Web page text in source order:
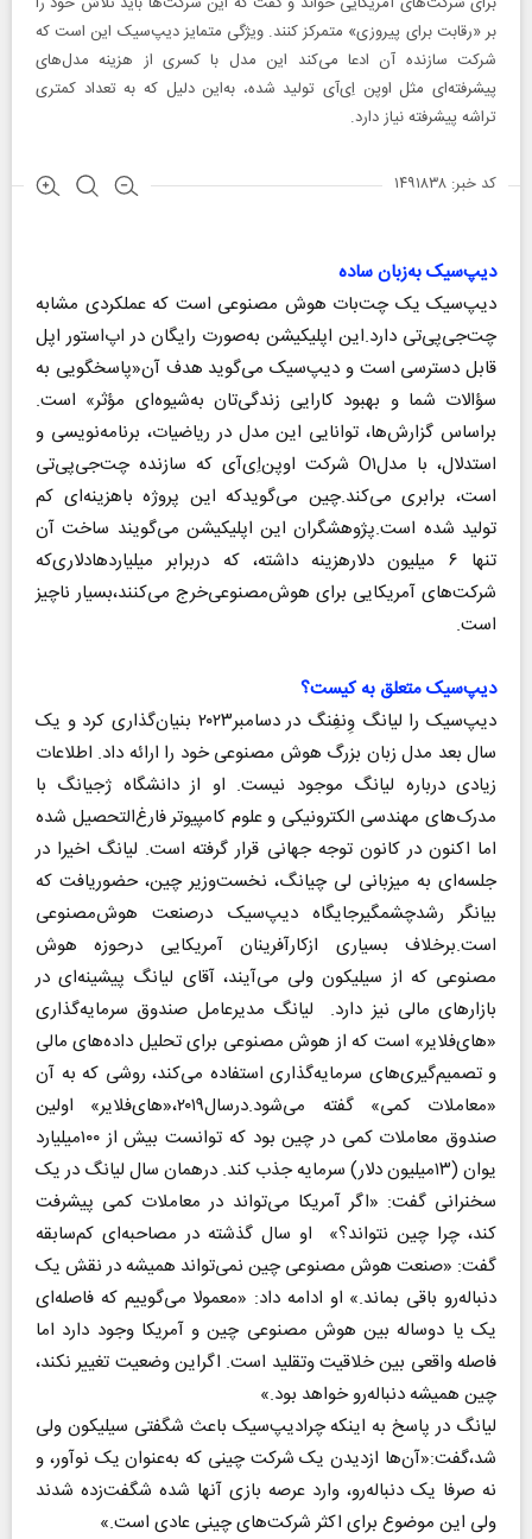
بر «رقابت برای پیروزی» متمرکز کنند. ویژگی متمایز دیپ‌سیک این است که
شرکت سازنده آن ادعا می‌کند این مدل با کسری از هزینه مدل‌های
پیشرفته‌ای مثل اوپن ‌اِی‌آی تولید شده، به‌این دلیل که به تعداد کمتری
تراشه پیشرفته نیاز دارد.
کد خبر: ۱۴۹۱۸۳۸
دیپ‌سیک به‌زبان ساده
دیپ‌سیک یک چت‌بات هوش مصنوعی است که عملکردی مشابه
چت‌جی‌پی‌تی دارد.این اپلیکیشن به‌صورت رایگان در اپ‌استور اپل
قابل دسترسی است و دیپ‌سیک می‌گوید هدف آن«پاسخگویی به
سؤالات شما و بهبود کارایی زندگی‌تان به‌‌شیوه‌ای مؤثر» است.
براساس گزارش‌ها، توانایی این مدل در ریاضیات، برنامه‌نویسی و
استدلال، با مدلO۱ شرکت اوپن‌‌اِی‌آی که سازنده چت‌جی‌پی‌تی
است، برابری می‌کند.چین می‌گویدکه این پروژه باهزینه‌ای کم
تولید شده است.پژوهشگران این اپلیکیشن می‌گویند ساخت آن
تنها ۶ میلیون دلارهزینه داشته، که دربرابر میلیاردهادلاری‌که
شرکت‌های آمریکایی برای هوش‌مصنوعی‌خرج می‌کنند،بسیار ناچیز
است.
دیپ‌سیک متعلق به کیست؟
دیپ‌سیک را لیانگ وِنفِنگ در دسامبر۲۰۲۳ بنیان‌گذاری کرد و یک
سال بعد مدل زبان بزرگ هوش مصنوعی خود را ارائه داد. اطلاعات
زیادی درباره لیانگ موجود نیست. او از دانشگاه ژجیانگ با
مدرک‌های مهندسی الکترونیکی و علوم کامپیوتر فارغ‌التحصیل شده
اما اکنون در کانون توجه جهانی قرار گرفته است. لیانگ اخیرا در
جلسه‌ای به میزبانی لی چیانگ، نخست‌وزیر چین، حضوریافت که
بیانگر رشدچشمگیرجایگاه دیپ‌سیک درصنعت هوش‌مصنوعی
است.برخلاف بسیاری ازکارآفرینان آمریکایی درحوزه هوش
مصنوعی که از سیلیکون ولی می‌آیند، آقای لیانگ پیشینه‌ای در
بازارهای مالی نیز دارد. لیانگ مدیرعامل صندوق سرمایه‌گذاری
«های‌فلایر» است که از هوش مصنوعی برای تحلیل داده‌های مالی
و تصمیم‌گیری‌های سرمایه‌گذاری استفاده می‌کند، روشی که به آن
«معاملات کمی» گفته می‌شود.درسال۲۰۱۹،«های‌فلایر» اولین
صندوق معاملات کمی در چین بود که توانست بیش از ۱۰۰میلیارد
یوان (۱۳میلیون دلار) سرمایه جذب کند. درهمان سال لیانگ در یک
سخنرانی گفت: «اگر آمریکا می‌تواند در معاملات کمی پیشرفت
کند، چرا چین نتواند؟» او سال گذشته در مصاحبه‌ای کم‌سابقه
گفت: «صنعت هوش مصنوعی چین نمی‌تواند همیشه در نقش یک
دنباله‌رو باقی بماند.» او ادامه داد: «معمولا می‌گوییم که فاصله‌ای
یک یا دوساله بین هوش مصنوعی چین و آمریکا وجود دارد اما
فاصله واقعی بین خلاقیت وتقلید است. اگراین وضعیت تغییر نکند،
چین همیشه دنباله‌رو خواهد بود.»
لیانگ در پاسخ به اینکه چرادیپ‌سیک باعث شگفتی سیلیکون ولی
شد،گفت:«آن‌ها ازدیدن یک شرکت چینی که به‌عنوان یک نوآور، و
نه صرفا یک دنباله‌رو، وارد عرصه بازی آنها شده شگفت‌زده شدند
ولی این موضوع برای اکثر شرکت‌های چینی عادی است.»